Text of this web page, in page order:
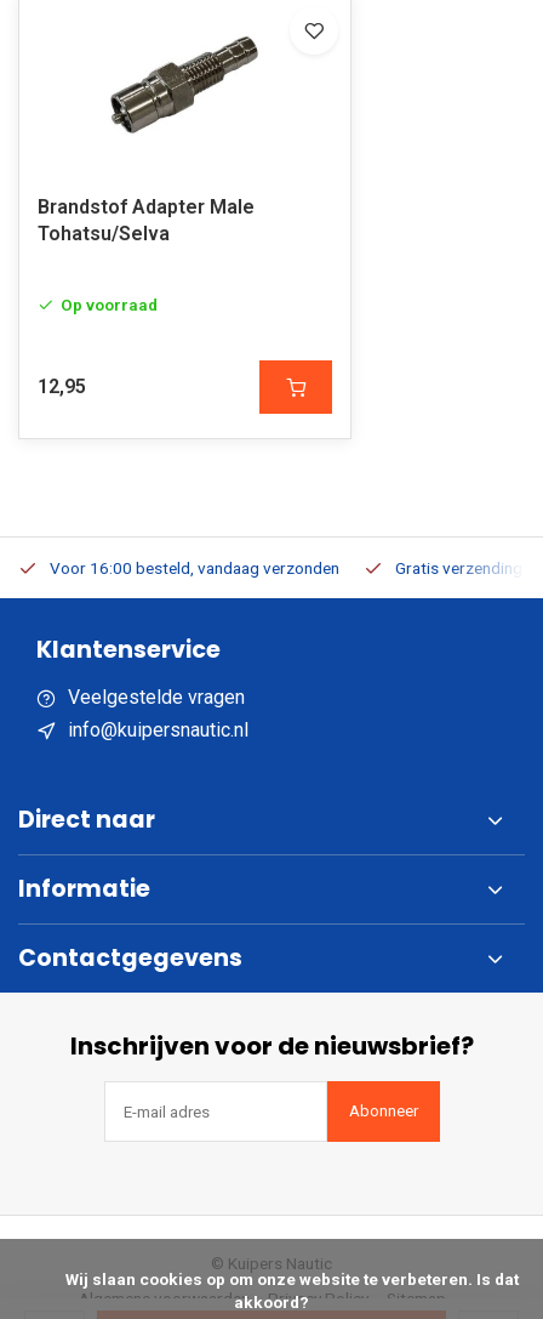
Brandstof Adapter Male
Tohatsu/Selva
Op voorraad
12,95
Voor 16:00 besteld, vandaag verzonden Gratis verzending
Klantenservice
Veelgestelde vragen
info@kuipersnautic.nl
Direct naar
Informatie
Contactgegevens
Inschrijven voor de nieuwsbrief?
Abonneer
Algemene voorwaarden Privacy Policy Sitemap
© Kuipers Nautic
akkoord?